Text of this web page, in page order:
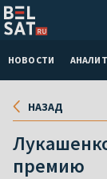
НОВОСТИ
НАЗАД
премию